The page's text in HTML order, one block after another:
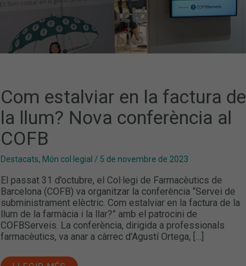
Com estalviar en la factura de
la llum? Nova conferència al
COFB
Destacats, Món col·legial / 5 de novembre de 2023
El passat 31 d’octubre, el Col·legi de Farmacèutics de
Barcelona (COFB) va organitzar la conferència “Servei de
subministrament elèctric. Com estalviar en la factura de la
llum de la farmàcia i la llar?” amb el patrocini de
COFBServeis. La conferència, dirigida a professionals
farmacèutics, va anar a càrrec d’Agustí Ortega, […]